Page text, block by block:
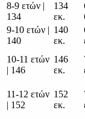
8-9 ετών |
134
134
εκ.
9-10 ετών |
140
140
εκ.
10-11 ετών
| 146
146
εκ.
11-12 ετών
| 152
152
εκ.